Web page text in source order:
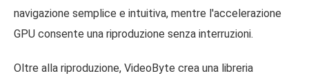
navigazione semplice e intuitiva, mentre l'accelerazione
GPU consente una riproduzione senza interruzioni.
Oltre alla riproduzione, VideoByte crea una libreria